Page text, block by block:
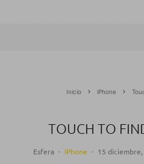
Inicio iPhone
TOUCH TO
Esfera · iPhone · 15